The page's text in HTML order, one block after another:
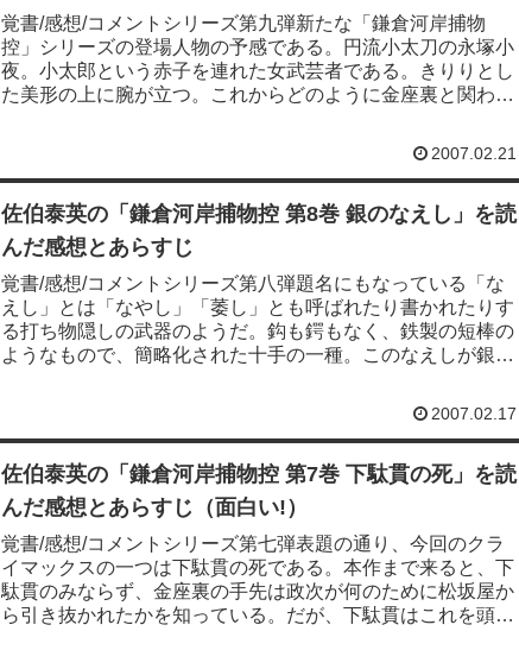
覚書/感想/コメントシリーズ第九弾新たな「鎌倉河岸捕物
控」シリーズの登場人物の予感である。円流小太刀の永塚小
夜。小太郎という赤子を連れた女武芸者である。きりりとし
た美形の上に腕が立つ。これからどのように金座裏と関わっ
2007.02.21
佐伯泰英の「鎌倉河岸捕物控 第8巻 銀のなえし」を読
んだ感想とあらすじ
覚書/感想/コメントシリーズ第八弾題名にもなっている「な
えし」とは「なやし」「萎し」とも呼ばれたり書かれたりす
る打ち物隠しの武器のようだ。鈎も鍔もなく、鉄製の短棒の
ようなもので、簡略化された十手の一種。このなえしが銀で
2007.02.17
佐伯泰英の「鎌倉河岸捕物控 第7巻 下駄貫の死」を読
んだ感想とあらすじ（面白い!）
覚書/感想/コメントシリーズ第七弾表題の通り、今回のクラ
イマックスの一つは下駄貫の死である。本作まで来ると、下
駄貫のみならず、金座裏の手先は政次が何のために松坂屋か
ら引き抜かれたかを知っている。だが、下駄貫はこれを頭で